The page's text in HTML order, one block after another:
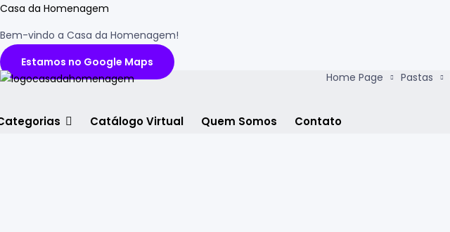
Casa da Homenagem
Bem-vindo a Casa da Homenagem!
Estamos no Google Maps
Catálogo Virtual Quem Somos Contato
Home Page Pastas